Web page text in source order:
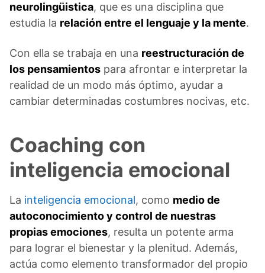
neurolingüistica, que es una disciplina que
estudia la relación entre el lenguaje y la mente.
Con ella se trabaja en una reestructuración de
los pensamientos para afrontar e interpretar la
realidad de un modo más óptimo, ayudar a
cambiar determinadas costumbres nocivas, etc.
Coaching con
inteligencia emocional
La inteligencia emocional, como medio de
autoconocimiento y control de nuestras
propias emociones, resulta un potente arma
para lograr el bienestar y la plenitud. Además,
actúa como elemento transformador del propio